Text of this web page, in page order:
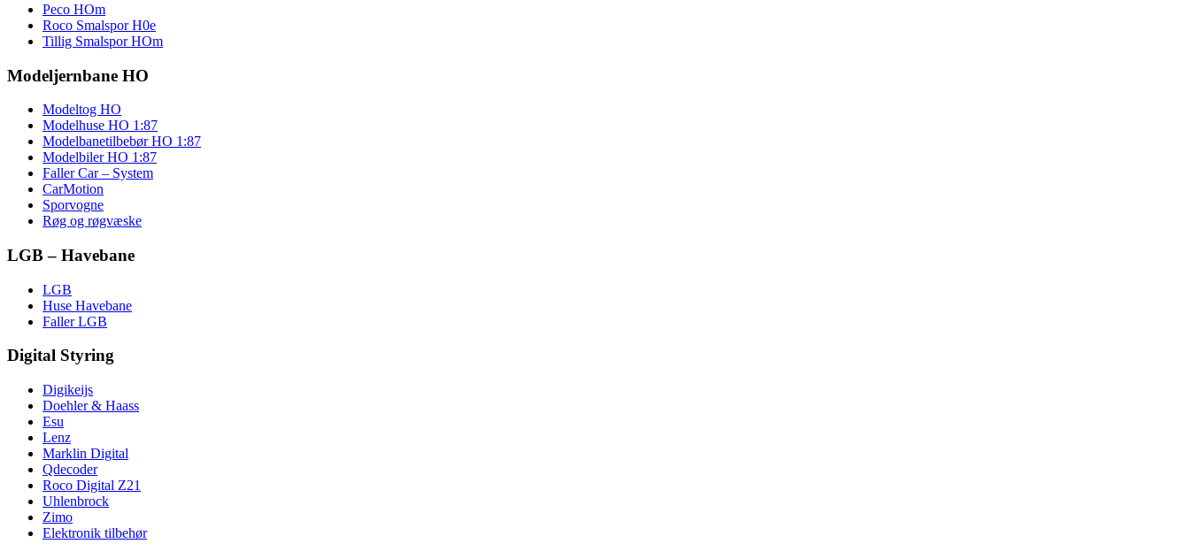
Peco HOm
Roco Smalspor H0e
Tillig Smalspor HOm
Modeljernbane HO
Modeltog HO
Modelhuse HO 1:87
Modelbanetilbebør HO 1:87
Modelbiler HO 1:87
Faller Car – System
CarMotion
Sporvogne
Røg og røgvæske
LGB – Havebane
LGB
Huse Havebane
Faller LGB
Digital Styring
Digikeijs
Doehler & Haass
Esu
Lenz
Marklin Digital
Qdecoder
Roco Digital Z21
Uhlenbrock
Zimo
Elektronik tilbehør